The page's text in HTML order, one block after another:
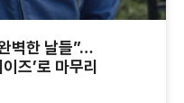
벽한 날들”…
즈’로 마무리